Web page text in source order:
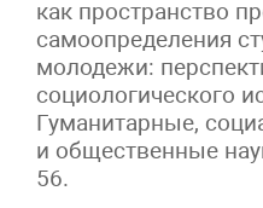
как пространство
самоопределения
молодежи:
социологического
Гуманитарные,
и общественные
56.